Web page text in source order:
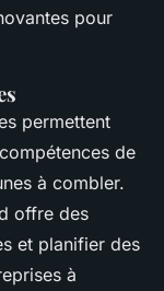
pour
permettent
de
à combler.
offre des
et planifier des
à